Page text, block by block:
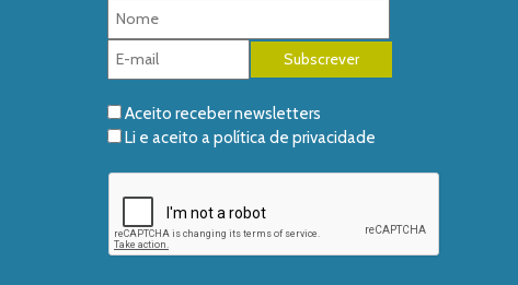
Aceito receber newsletters
Li e aceito apolítica de privacidade